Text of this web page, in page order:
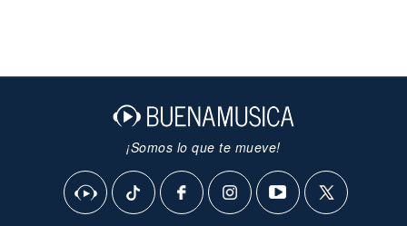
¡Somos lo que te mueve!